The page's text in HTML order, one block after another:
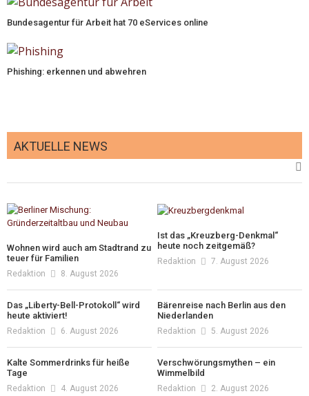
Bundesagentur für Arbeit hat 70 eServices online
Phishing: erkennen und abwehren
AKTUELLE NEWS
Wohnen wird auch am Stadtrand zu
teuer für Familien
Redaktion 8. August 2026
Ist das „Kreuzberg-Denkmal“
heute noch zeitgemäß?
Redaktion 7. August 2026
Das „Liberty-Bell-Protokoll“ wird
heute aktiviert!
Redaktion 6. August 2026
Bärenreise nach Berlin aus den
Niederlanden
Redaktion 5. August 2026
Kalte Sommerdrinks für heiße
Tage
Redaktion 4. August 2026
Verschwörungsmythen – ein
Wimmelbild
Redaktion 2. August 2026